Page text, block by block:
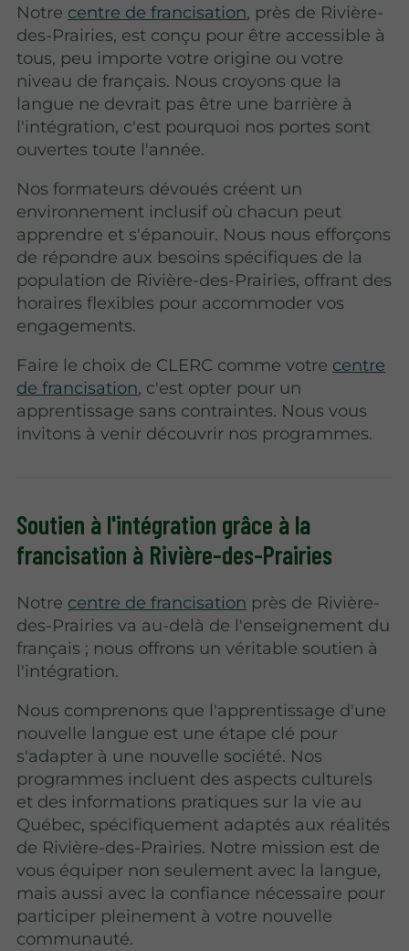
Notre centre de francisation, près de Rivière-
des-Prairies, est conçu pour être accessible à
tous, peu importe votre origine ou votre
niveau de français. Nous croyons que la
langue ne devrait pas être une barrière à
l'intégration, c'est pourquoi nos portes sont
ouvertes toute l'année.
Nos formateurs dévoués créent un
environnement inclusif où chacun peut
apprendre et s'épanouir. Nous nous efforçons
de répondre aux besoins spécifiques de la
population de Rivière-des-Prairies, offrant des
horaires flexibles pour accommoder vos
engagements.
Faire le choix de CLERC comme votre centre
de francisation, c'est opter pour un
apprentissage sans contraintes. Nous vous
invitons à venir découvrir nos programmes.
Soutien à l'intégration grâce à la
francisation à Rivière-des-Prairies
Notre centre de francisation près de Rivière-
des-Prairies va au-delà de l'enseignement du
français ; nous offrons un véritable soutien à
l'intégration.
Nous comprenons que l'apprentissage d'une
nouvelle langue est une étape clé pour
s'adapter à une nouvelle société. Nos
programmes incluent des aspects culturels
et des informations pratiques sur la vie au
Québec, spécifiquement adaptés aux réalités
de Rivière-des-Prairies. Notre mission est de
vous équiper non seulement avec la langue,
mais aussi avec la confiance nécessaire pour
participer pleinement à votre nouvelle
communauté.